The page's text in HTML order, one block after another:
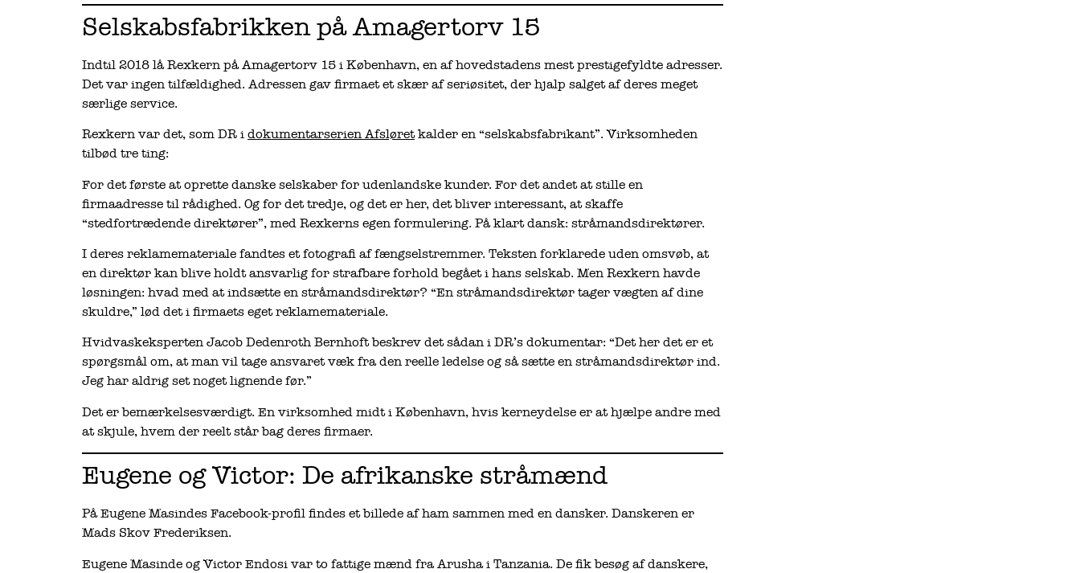
Selskabsfabrikken på Amagertorv 15
Indtil 2018 lå Rexkern på Amagertorv 15 i København, en af hovedstadens mest prestigefyldte adresser.
Det var ingen tilfældighed. Adressen gav firmaet et skær af seriøsitet, der hjalp salget af deres meget
særlige service.
Rexkern var det, som DR i dokumentarserien Afsløretkalder en “selskabsfabrikant”. Virksomheden
tilbød tre ting:
For det første at oprette danske selskaber for udenlandske kunder. For det andet at stille en
firmaadresse til rådighed. Og for det tredje, og det er her, det bliver interessant, at skaffe
“stedfortrædende direktører”, med Rexkerns egen formulering. På klart dansk: stråmandsdirektører.
I deres reklamemateriale fandtes et fotografi af fængselstremmer. Teksten forklarede uden omsvøb, at
en direktør kan blive holdt ansvarlig for strafbare forhold begået i hans selskab. Men Rexkern havde
løsningen: hvad med at indsætte en stråmandsdirektør? “En stråmandsdirektør tager vægten af dine
skuldre,” lød det i firmaets eget reklamemateriale.
Hvidvaskeksperten Jacob Dedenroth Bernhoft beskrev det sådan i DR’s dokumentar: “Det her det er et
spørgsmål om, at man vil tage ansvaret væk fra den reelle ledelse og så sætte en stråmandsdirektør ind.
Jeg har aldrig set noget lignende før.”
Det er bemærkelsesværdigt. En virksomhed midt i København, hvis kerneydelse er at hjælpe andre med
at skjule, hvem der reelt står bag deres firmaer.
Eugene og Victor: De afrikanske stråmænd
På Eugene Masindes Facebook-profil findes et billede af ham sammen med en dansker. Danskeren er
Mads Skov Frederiksen.
Eugene Masinde og Victor Endosi var to fattige mænd fra Arusha i Tanzania. De fik besøg af danskere,